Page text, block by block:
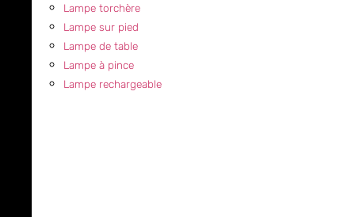
Lampe torchère
Lampe sur pied
Lampe de table
Lampe à pince
Lampe rechargeable